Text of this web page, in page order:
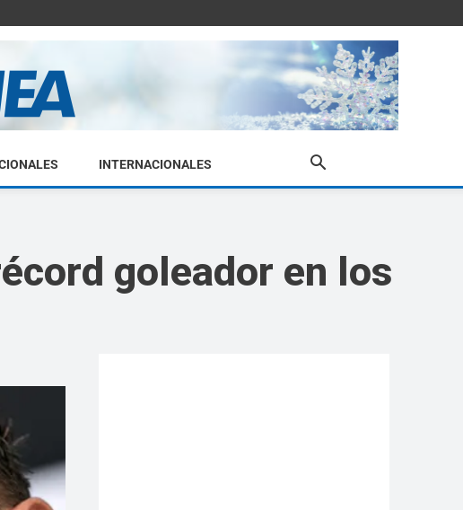
INTERNACIONALES
goleador en los